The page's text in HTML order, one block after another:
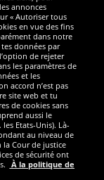
annonces
« Autoriser tous
en vue des fins
dans notre
données par
de rejeter
les paramètres de
et les
accord n’est pas
site web et tu
de cookies sans
aussi le
Etats-Unis). Là-
au niveau de
la Cour de justice
de sécurité ont
À la politique de